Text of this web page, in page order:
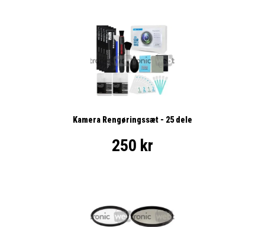
Kamera Rengøringssæt - 25 dele
250 kr